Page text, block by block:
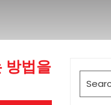
방법을
for: